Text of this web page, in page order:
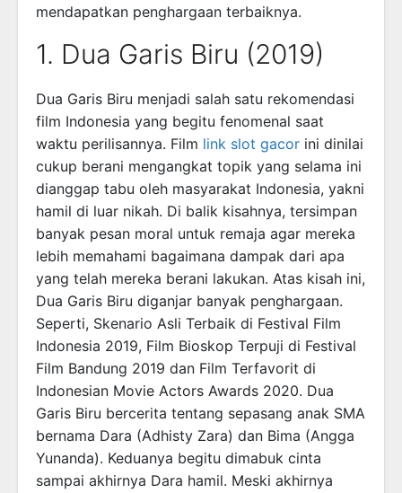
mendapatkan penghargaan terbaiknya.
1. Dua Garis Biru (2019)
Dua Garis Biru menjadi salah satu rekomendasi
film Indonesia yang begitu fenomenal saat
waktu perilisannya. Film link slot gacor ini dinilai
cukup berani mengangkat topik yang selama ini
dianggap tabu oleh masyarakat Indonesia, yakni
hamil di luar nikah. Di balik kisahnya, tersimpan
banyak pesan moral untuk remaja agar mereka
lebih memahami bagaimana dampak dari apa
yang telah mereka berani lakukan. Atas kisah ini,
Dua Garis Biru diganjar banyak penghargaan.
Seperti, Skenario Asli Terbaik di Festival Film
Indonesia 2019, Film Bioskop Terpuji di Festival
Film Bandung 2019 dan Film Terfavorit di
Indonesian Movie Actors Awards 2020. Dua
Garis Biru bercerita tentang sepasang anak SMA
bernama Dara (Adhisty Zara) dan Bima (Angga
Yunanda). Keduanya begitu dimabuk cinta
sampai akhirnya Dara hamil. Meski akhirnya